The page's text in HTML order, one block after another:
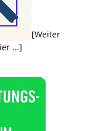
[Weiter
...]